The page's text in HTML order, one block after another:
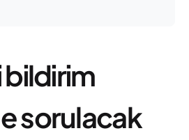
bildirim
sorulacak